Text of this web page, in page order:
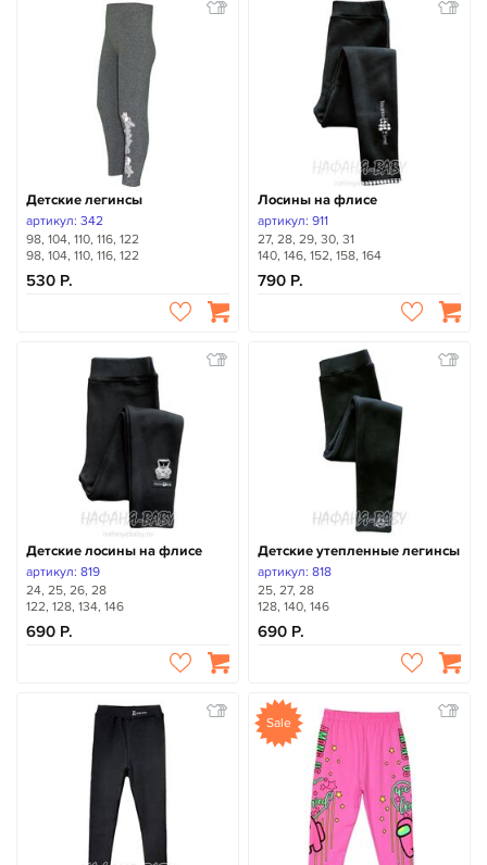
Детские легинсы
артикул: 342
98, 104, 110, 116, 122
98, 104, 110, 116, 122
530
Лосины на флисе
артикул: 911
27, 28, 29, 30, 31
140, 146, 152, 158, 164
790
Детские лосины на флисе
артикул: 819
24, 25, 26, 28
122, 128, 134, 146
690
Детские утепленные легинсы
артикул: 818
25, 27, 28
128, 140, 146
690
Sale